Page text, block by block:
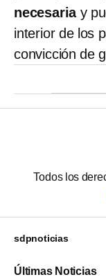
necesariay
interior de los
convicción de
Todos los
sdpnoticias
Últimas Noticias